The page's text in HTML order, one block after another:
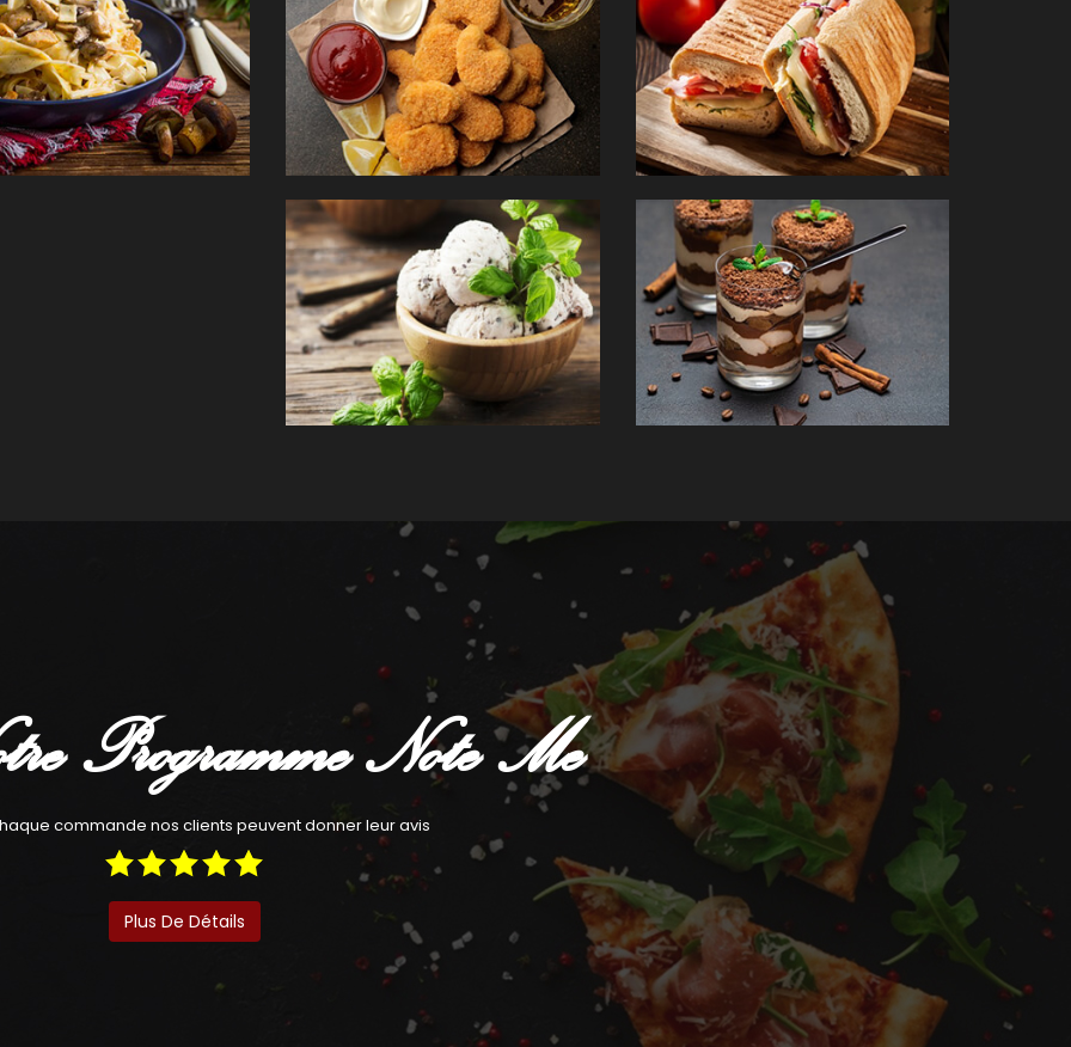
PÂTES TEX MEX PANINIS
Commander
GLACES DESSERTS
Programme Note Me
commande nos clients peuvent donner leur avis
Plus De Détails